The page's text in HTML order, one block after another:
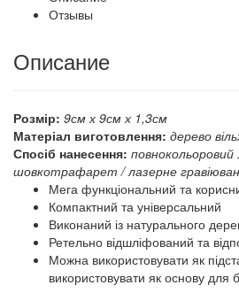
Отзывы
Описание
Розмір: 9см х 9см х 1,3см
Матеріал виготовлення: дерево
Спосіб нанесення:
шовкотрафарет / лазерне
Мега функціональний та
Компактний та універсальний
Виконаний із натурального
Ретельно відшліфований та
Можна використовувати як
використовувати як основу для